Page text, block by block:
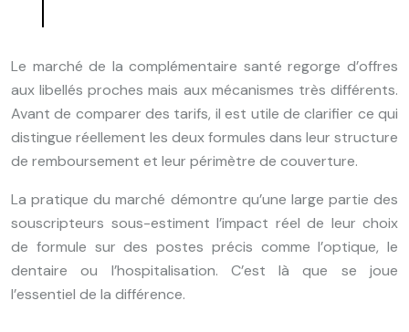
Le marché de la complémentaire santé regorge d’offres
aux libellés proches mais aux mécanismes très différents.
Avant de comparer des tarifs, il est utile de clarifier ce qui
distingue réellement les deux formules dans leur structure
de remboursement et leur périmètre de couverture.
La pratique du marché démontre qu’une large partie des
souscripteurs sous-estiment l’impact réel de leur choix
de formule sur des postes précis comme l’optique, le
dentaire ou l’hospitalisation. C’est là que se joue
l’essentiel de la différence.